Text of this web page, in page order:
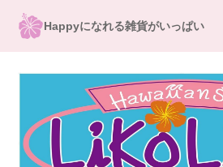
Happyになれる雑貨がいっぱい